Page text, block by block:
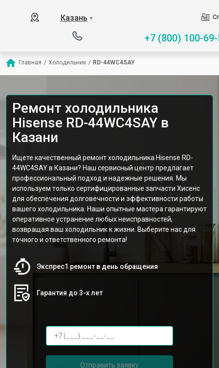
Казань ▼
+7 (800) 100-
Главная / Холодильник / RD-44WC4SAY
Ремонт холодильника
Hisense RD-44WC4SAY в
Казани
Ищете качественный ремонт холодильника Hisense RD-
44WC4SAY в Казани? Наш сервисный центр предлагает
профессиональный подход и надежные решения. Мы
используем только сертифицированные запчасти Хисенс
для обеспечения долговечности и эффективности работы
вашего холодильника. Наши опытные мастера гарантируют
оперативное устранение любых неисправностей,
возвращая ваш холодильник к жизни. Выберите нас для
точного и ответственного ремонта!
Экспрес1 ремонт в день обращения
Гарантия до 3-х лет
Отправить заявку